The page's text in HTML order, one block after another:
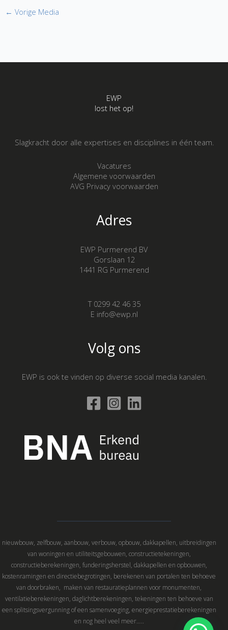
← Vorige Media
EWP
lost het op!
Slagkracht door alle expertises en disciplines in één team.
Vacatures
Algemene voorwaarden
AVG Privacy voorwaarden
Adres
EWP Purmerend BV
Gorslaan 12
1441 RG Purmerend
T 0299 42 46 35
E info@ewp.nl
Volg ons
EWP is ook te vinden op diverse social media kanalen.
nieuwbouw, zelfbouw, aanbouw, verbouw, opbouw, dakkapellen, uitbreidingen
van woningen en utiliteitsgebouwen, constructietekeningen,
constructieberekeningen, funderingsherstel, dakkapellen en opbouwen,
kostenramingen en directiebegrotingen, berekenen van portalen ten behoeve
van doorbraken, maken van restauratieplannen voor monumenten,
ventilatieberekeningen, daglichtberekeningen, tekeningen ten behoeve van
een splitsingsvergunning of een samenvoeging, energieprestatieberekeningen
en nog heel veel meer…..